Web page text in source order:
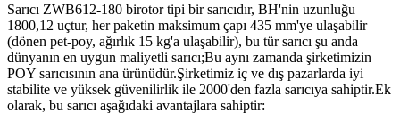
Sarıcı ZWB612-180 birotor tipi bir sarıcıdır, BH'nin uzunluğu
1800,12 uçtur, her paketin maksimum çapı 435 mm'ye ulaşabilir
(dönen pet-poy, ağırlık 15 kg'a ulaşabilir), bu tür sarıcı şu anda
dünyanın en uygun maliyetli sarıcı;Bu aynı zamanda şirketimizin
POY sarıcısının ana ürünüdür.Şirketimiz iç ve dış pazarlarda iyi
stabilite ve yüksek güvenilirlik ile 2000'den fazla sarıcıya sahiptir.Ek
olarak, bu sarıcı aşağıdaki avantajlara sahiptir: